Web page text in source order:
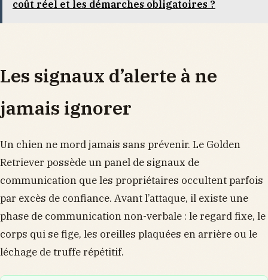
coût réel et les démarches obligatoires ?
Les signaux d’alerte à ne
jamais ignorer
Un chien ne mord jamais sans prévenir. Le Golden
Retriever possède un panel de signaux de
communication que les propriétaires occultent parfois
par excès de confiance. Avant l’attaque, il existe une
phase de communication non-verbale : le regard fixe, le
corps qui se fige, les oreilles plaquées en arrière ou le
léchage de truffe répétitif.